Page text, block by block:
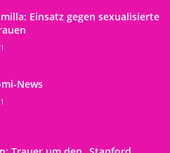
Einsatz gegen sexualisierte
News